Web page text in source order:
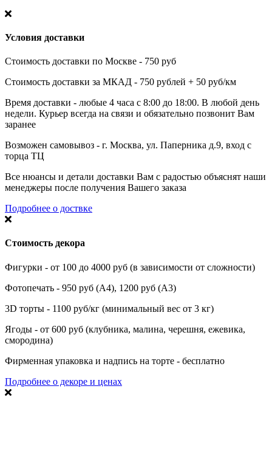
Условия доставки
Стоимость доставки по Москве - 750 руб
Стоимость доставки за МКАД - 750 рублей + 50 руб/км
Время доставки - любые 4 часа с 8:00 до 18:00. В любой день
недели. Курьер всегда на связи и обязательно позвонит Вам
заранее
Возможен самовывоз - г. Москва, ул. Паперника д.9, вход с
торца ТЦ
Все нюансы и детали доставки Вам с радостью объяснят наши
менеджеры после получения Вашего заказа
Подробнее о доствке
Стоимость декора
Фигурки - от 100 до 4000 руб (в зависимости от сложности)
Фотопечать - 950 руб (А4), 1200 руб (А3)
3D торты - 1100 руб/кг (минимальный вес от 3 кг)
Ягоды - от 600 руб (клубника, малина, черешня, ежевика,
смородина)
Фирменная упаковка и надпись на торте - бесплатно
Подробнее о декоре и ценах